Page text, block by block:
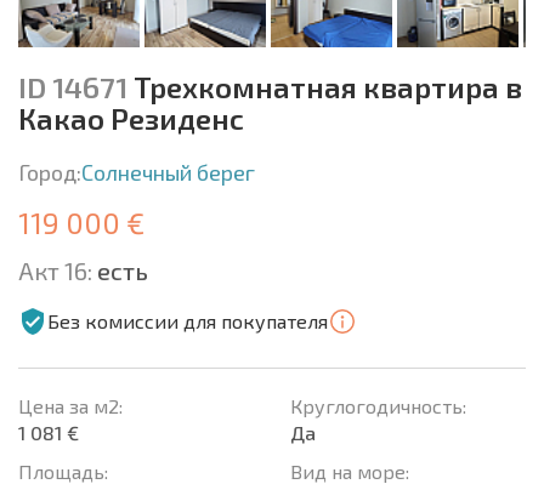
ID 14671 Трехкомнатная квартира в
Какао Резиденс
Город:Солнечный берег
119 000 €
Акт 16: есть
Без комиссии для покупателя
Цена за м2:
1 081 €
Площадь:
Круглогодичность:
Да
Вид на море: